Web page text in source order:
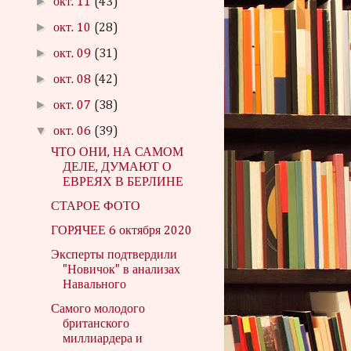
►окт. 10 (28)
►окт. 09 (31)
►окт. 08 (42)
►окт. 07 (38)
▼окт. 06 (39)
ЧТО ОНИ, НА САМОМ
ДЕЛЕ, ДУМАЮТ О
ЕВРЕЯХ В БЕРЛИНЕ
СТАРОЕ ФОТО
ГОРЯЧЕЕ 6 октября 2020
Эксперты подтвердили
"Новичок" в анализах
Навального
Самого молодого
британского
миллиардера и